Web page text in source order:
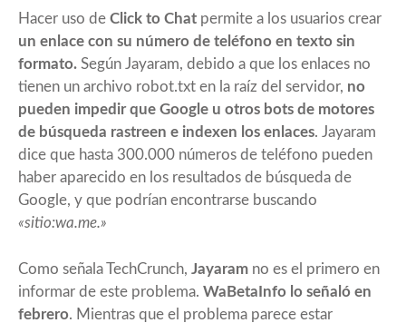
Hacer uso de Click to Chat permite a los usuarios crear
un enlace con su número de teléfono en texto sin
formato. Según Jayaram, debido a que los enlaces no
tienen un archivo robot.txt en la raíz del servidor, no
pueden impedir que Google u otros bots de motores
de búsqueda rastreen e indexen los enlaces. Jayaram
dice que hasta 300.000 números de teléfono pueden
haber aparecido en los resultados de búsqueda de
Google, y que podrían encontrarse buscando
«sitio:wa.me.»
Como señala TechCrunch, Jayaram no es el primero en
informar de este problema. WaBetaInfo lo señaló en
febrero. Mientras que el problema parece estar